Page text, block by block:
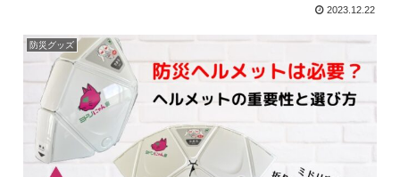
2023.12.22
防災グッズ